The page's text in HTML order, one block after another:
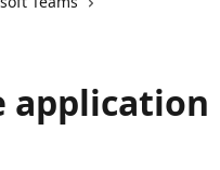
application